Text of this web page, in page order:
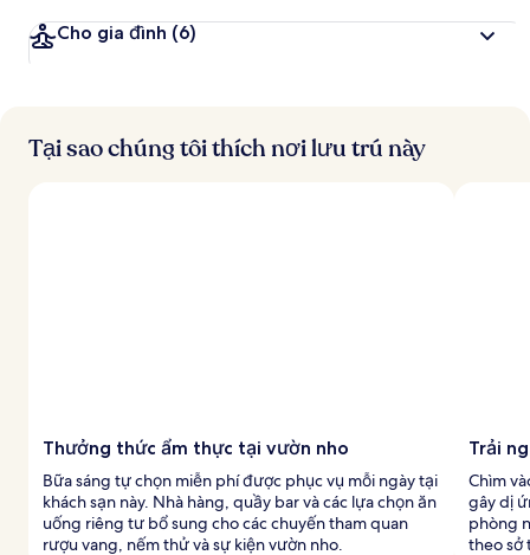
Cho gia đình (6)
Tại sao chúng tôi thích nơi lưu trú này
Thưởng thức ẩm thực tại vườn nho
Bữa sáng tự chọn miễn phí được phục vụ mỗi ngày tại
khách sạn này. Nhà hàng, quầy bar và các lựa chọn ăn
uống riêng tư bổ sung cho các chuyến tham quan
rượu vang, nếm thử và sự kiện vườn nho.
Trải
Chìm
gây dị
phòng
theo sở